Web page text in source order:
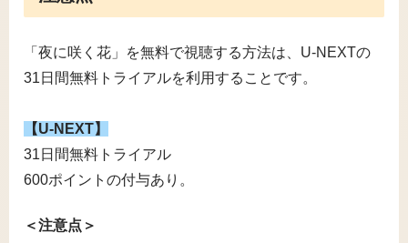
「夜に咲く花」を無料で視聴する方法は、U-NEXTの
31日間無料トライアルを利用することです。
【U-NEXT】
31日間無料トライアル
600ポイントの付与あり。
＜注意点＞